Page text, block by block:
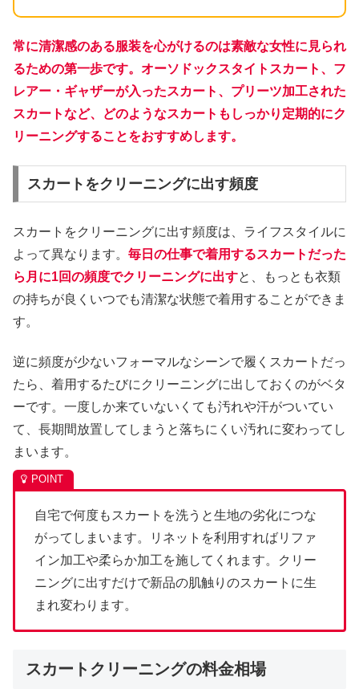
常に清潔感のある服装を心がけるのは素敵な女性に見られ
るための第一歩です。オーソドックスタイトスカート、フ
レアー・ギャザーが入ったスカート、プリーツ加工された
スカートなど、どのようなスカートもしっかり定期的にク
リーニングすることをおすすめします。
スカートをクリーニングに出す頻度
スカートをクリーニングに出す頻度は、ライフスタイルに
よって異なります。 毎日の仕事で着用するスカートだった
ら月に1回の頻度でクリーニングに出すと、もっとも衣類
の持ちが良くいつでも清潔な状態で着用することができま
す。
逆に頻度が少ないフォーマルなシーンで履くスカートだっ
たら、着用するたびにクリーニングに出しておくのがベタ
ーです。一度しか来ていないくても汚れや汗がついてい
て、長期間放置してしまうと落ちにくい汚れに変わってし
まいます。
自宅で何度もスカートを洗うと生地の劣化につな
がってしまいます。リネットを利用すればリファ
イン加工や柔らか加工を施してくれます。クリー
ニングに出すだけで新品の肌触りのスカートに生
まれ変わります。
スカートクリーニングの料金相場